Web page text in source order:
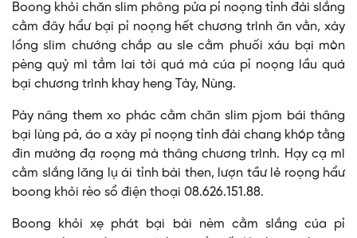
Boong khỏi chăn slim phông pửa pỉ noọng tỉnh đài slắng
cằm đây hẩư bại pỉ noọng hết chương trình ăn vằn, xày
lồng slim chướng chắp au sle cằm phuối xáu bại mòn
pèng quỷ mì tẳm lai tởi quá mà cúa pỉ noọng lầu quá
bại chương trình khay heng Tày, Nùng.
Pày nâng them xo phác cằm chăn slim pjom bái thâng
bại lùng pả, áo a xày pỉ noọng tỉnh đài chang khóp tằng
đin mường đạ roọng mà thâng chương trình. Hạy cạ mì
cằm slắng lăng lụ ái tỉnh bài then, lượn tầư lẻ roọng hẩư
boong khỏi rèo sổ điện thoại 08.626.151.88.
Boong khỏi xẹ phát bại bài nèm cằm slắng cúa pỉ